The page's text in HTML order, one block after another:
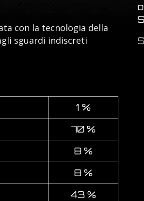
con la tecnologia della
sguardi indiscreti
1 %
70 %
8 %
8 %
43 %